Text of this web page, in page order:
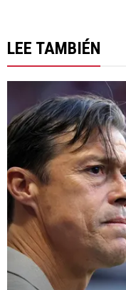
LEE TAMBIÉN